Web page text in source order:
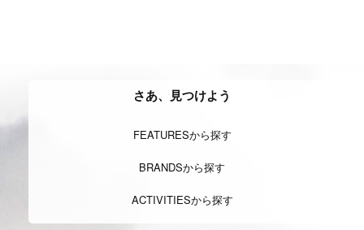
さあ、見つけよう
FEATURESから探す
BRANDSから探す
ACTIVITIESから探す